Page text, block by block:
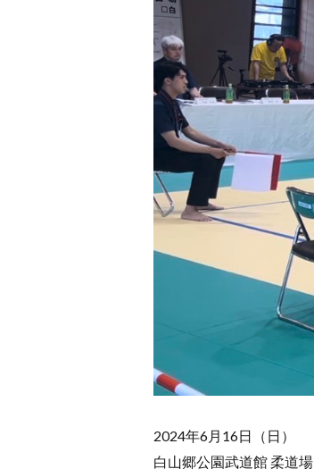
2024年6月16日（日）
白山郷公園武道館 柔道場